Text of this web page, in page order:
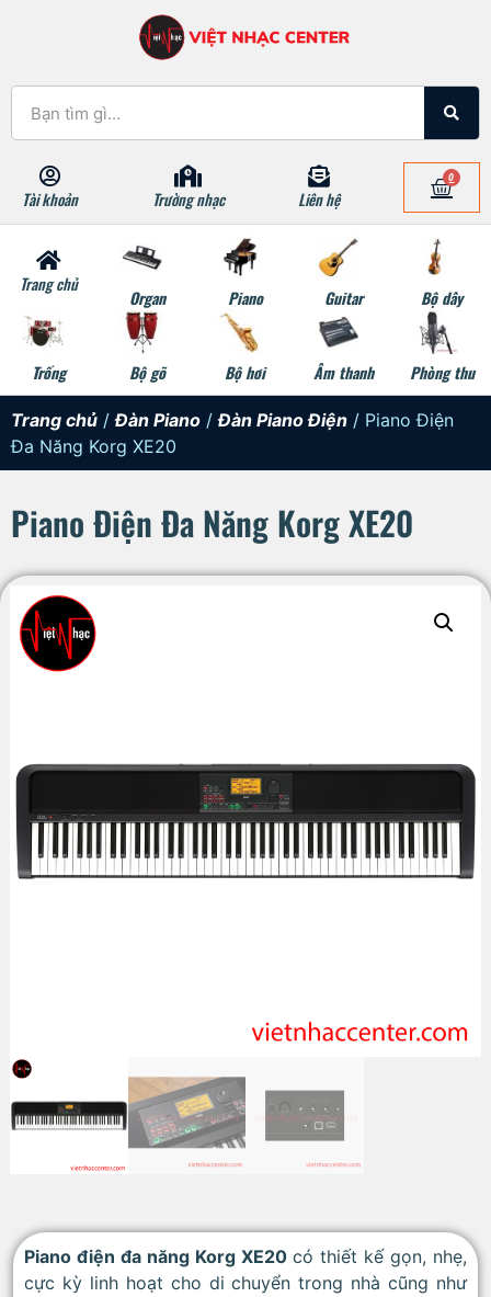
Tài khoản Trường nhạc Liên hệ
0
Trang chủ
Organ Piano Guitar Bộ dây
Trống Bộ gõ Bộ hơi Âm thanh Phòng thu
Trang chủ /Đàn Piano /Đàn Piano Điện / Piano Điện
Đa Năng Korg XE20
Piano Điện Đa Năng Korg XE20
Piano điện đa năng Korg XE20có thiết kế gọn, nhẹ,
cực kỳ linh hoạt cho di chuyển trong nhà cũng như